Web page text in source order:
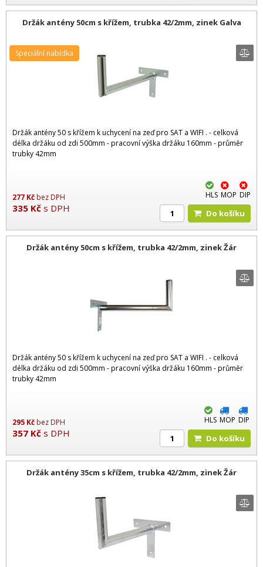
Držák antény 50cm s křížem, trubka 42/2mm, zinek Galva
Držák antény 50 s křížem k uchycení na zeď pro SAT a WIFI . - celková
délka držáku od zdi 500mm - pracovní výška držáku 160mm - průměr
trubky 42mm
277 Kčbez DPH
335 Kč s DPH
Speciální nabídka
HLS MOP DIP
Do košíku
Držák antény 50cm s křížem, trubka 42/2mm, zinek Žár
Držák antény 50 s křížem k uchycení na zeď pro SAT a WIFI . - celková
délka držáku od zdi 500mm - pracovní výška držáku 160mm - průměr
trubky 42mm
295 Kčbez DPH
357 Kč s DPH
HLS MOP DIP
Do košíku
Držák antény 35cm s křížem, trubka 42/2mm, zinek Žár